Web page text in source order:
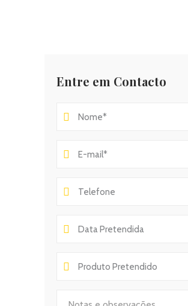
Entre em Contacto